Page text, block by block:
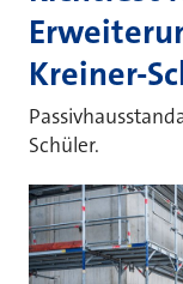
Kreiner-
Schüler.